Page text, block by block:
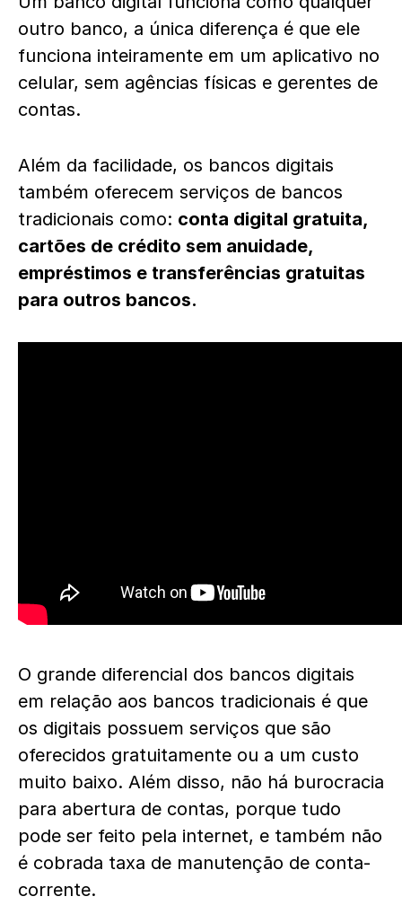
outro banco, a única diferença é que ele
funciona inteiramente em um aplicativo no
celular, sem agências físicas e gerentes de
contas.
Além da facilidade, os bancos digitais
também oferecem serviços de bancos
tradicionais como: conta digital gratuita,
cartões de crédito sem anuidade,
empréstimos e transferências gratuitas
para outros bancos.
O grande diferencial dos bancos digitais
em relação aos bancos tradicionais é que
os digitais possuem serviços que são
oferecidos gratuitamente ou a um custo
muito baixo. Além disso, não há burocracia
para abertura de contas, porque tudo
pode ser feito pela internet, e também não
é cobrada taxa de manutenção de conta-
corrente.